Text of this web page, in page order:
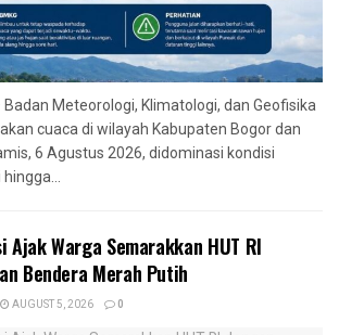
Badan Meteorologi, Klimatologi, dan Geofisika
cuaca di wilayah Kabupaten Bogor dan
6 Agustus 2026, didominasi kondisi
Ajak Warga Semarakkan HUT RI
Bendera Merah Putih
AUGUST 5, 2026 0